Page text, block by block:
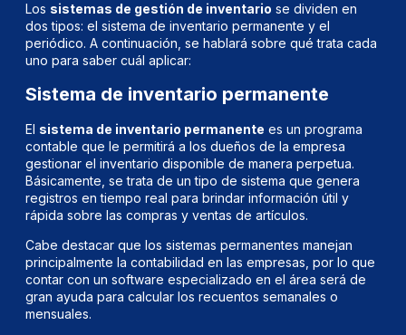
Los sistemas de gestión de inventario se dividen en
dos tipos: el sistema de inventario permanente y el
periódico. A continuación, se hablará sobre qué trata cada
uno para saber cuál aplicar:
Sistema de inventario permanente
El sistema de inventario permanente es un programa
contable que le permitirá a los dueños de la empresa
gestionar el inventario disponible de manera perpetua.
Básicamente, se trata de un tipo de sistema que genera
registros en tiempo real para brindar información útil y
rápida sobre las compras y ventas de artículos.
Cabe destacar que los sistemas permanentes manejan
principalmente la contabilidad en las empresas, por lo que
contar con un software especializado en el área será de
gran ayuda para calcular los recuentos semanales o
mensuales.